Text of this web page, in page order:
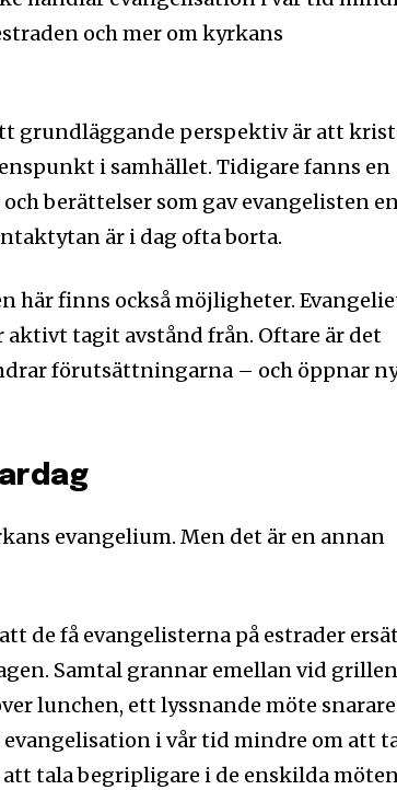
och mer om kyrkans
grundläggande perspektiv är att
i samhället. Tidigare fanns en
berättelser som gav evangelisten
är i dag ofta borta.
här finns också möjligheter.
tagit avstånd från. Oftare är det
förutsättningarna – och öppnar
evangelium. Men det är en annan
de få evangelisterna på estrader
Samtal grannar emellan vid
lunchen, ett lyssnande möte snarare
i vår tid mindre om att
tala begripligare i de enskilda